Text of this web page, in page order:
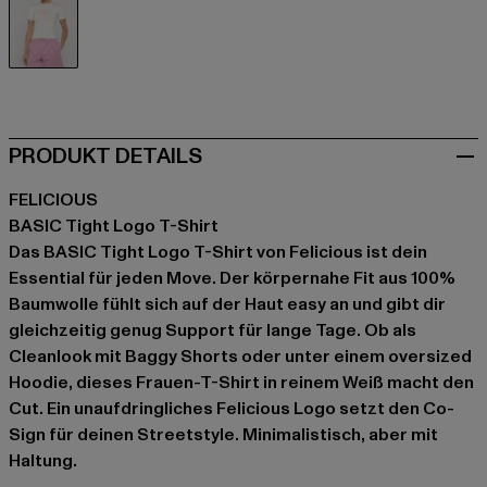
PRODUKT DETAILS
FELICIOUS
BASIC Tight Logo T-Shirt
Das BASIC Tight Logo T-Shirt von Felicious ist dein
Essential für jeden Move. Der körpernahe Fit aus 100%
Baumwolle fühlt sich auf der Haut easy an und gibt dir
gleichzeitig genug Support für lange Tage. Ob als
Cleanlook mit Baggy Shorts oder unter einem oversized
Hoodie, dieses Frauen-T-Shirt in reinem Weiß macht den
Cut. Ein unaufdringliches Felicious Logo setzt den Co-
Sign für deinen Streetstyle. Minimalistisch, aber mit
Haltung.